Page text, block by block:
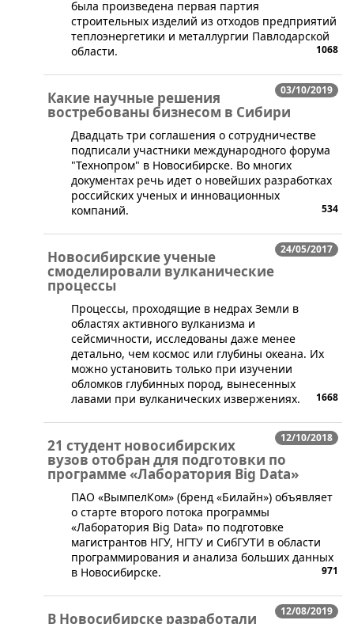
была произведена первая партия
строительных изделий из отходов предприятий
теплоэнергетики и металлургии Павлодарской
области.
1068
03/10/2019
Какие научные решения
востребованы бизнесом в Сибири
​Двадцать три соглашения о сотрудничестве
подписали участники международного форума
"Технопром" в Новосибирске. Во многих
документах речь идет о новейших разработках
российских ученых и инновационных
компаний.
534
24/05/2017
Новосибирские ученые
смоделировали вулканические
процессы
​Процессы, проходящие в недрах Земли в
областях активного вулканизма и
сейсмичности, исследованы даже менее
детально, чем космос или глубины океана. Их
можно установить только при изучении
обломков глубинных пород, вынесенных
лавами при вулканических извержениях.
1668
12/10/2018
21 студент новосибирских
вузов отобран для подготовки по
программе «Лаборатория Big Data»
ПАО «ВымпелКом» (бренд «Билайн») объявляет
о старте второго потока программы
«Лаборатория Big Data» по подготовке
магистрантов НГУ, НГТУ и СибГУТИ в области
программирования и анализа больших данных
в Новосибирске.
971
12/08/2019
В Новосибирске разработали